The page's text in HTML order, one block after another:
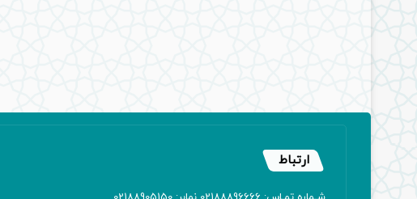
ارتباط